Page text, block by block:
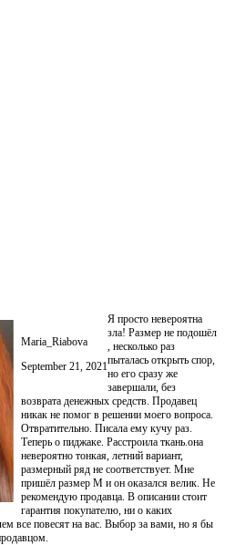
Maria_Riabova
September 21, 2021
Я просто невероятна
зла! Размер не подошёл
, несколько раз
пыталась открыть спор,
но его сразу же
завершали, без
возврата денежных средств. Продавец
никак не помог в решении моего вопроса.
Отвратительно. Писала ему кучу раз.
Теперь о пиджаке. Расстроила ткань.она
невероятно тонкая, летний вариант,
размерный ряд не соответствует. Мне
пришёл размер М и он оказался велик. Не
рекомендую продавца. В описании стоит
гарантия покупателю, ни о каких
все повесят на вас. Выбор за вами, но я бы